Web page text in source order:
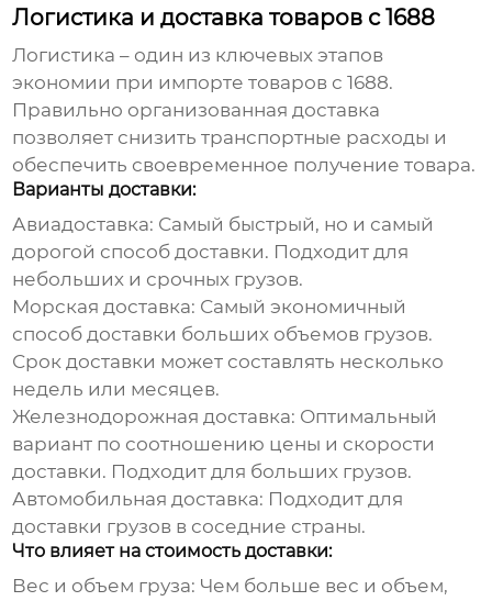
Логистика и доставка товаров с 1688
Логистика – один из ключевых этапов
экономии при импорте товаров с1688.
Правильно организованная доставка
позволяет снизить транспортные расходы и
обеспечить своевременное получение товара.
Варианты доставки:
Авиадоставка: Самый быстрый, но и самый
дорогой способ доставки. Подходит для
небольших и срочных грузов.
Морская доставка: Самыйэкономичный
способ доставки больших объемов грузов.
Срок доставки может составлять несколько
недель или месяцев.
Железнодорожная доставка: Оптимальный
вариант по соотношению цены и скорости
доставки. Подходит для больших грузов.
Автомобильная доставка: Подходит для
доставки грузов в соседние страны.
Что влияет на стоимость доставки:
Вес и объем груза: Чем больше вес и объем,